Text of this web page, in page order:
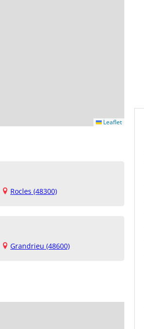
Leaflet
Rocles (48300)
Grandrieu (48600)